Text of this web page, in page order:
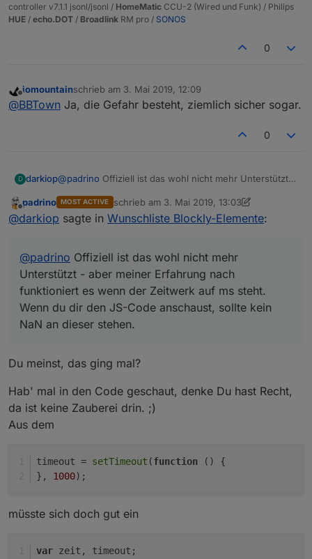
controller v7.1.1 jsonl/jsonl / HomeMatic CCU-2 (Wired und Funk) / Philips
HUE / echo.DOT / Broadlink RM pro / SONOS
0
Offline
iomountainschrieb am 3. Mai 2019, 12:09
zuletzt editiert von
@BBTown Ja, die Gefahr besteht, ziemlich sicher sogar.
0
D darkiop@padrino Offiziell ist das wohl nicht mehr Unterstützt -
Zeitwerk auf ms steht. Wenn du dir den JS-Code
anschaust, sollte kein NaN an dieser stehen.
Offline
padrino MOST ACTIVE schrieb am 3. Mai 2019, 13:03
zuletzt editiert von padrino5. März 2019,
@darkiop sagte in Wunschliste Blockly-Elemente:
@padrino Offiziell ist das wohl nicht mehr
Unterstützt - aber meiner Erfahrung nach
funktioniert es wenn der Zeitwerk auf ms steht.
Wenn du dir den JS-Code anschaust, sollte kein
NaN an dieser stehen.
Du meinst, das ging mal?
Hab' mal in den Code geschaut, denke Du hast Recht,
da ist keine Zauberei drin. ;)
Aus dem
timeout = setTimeout (function ( ) {
}, 1000);
müsste sich doch gut ein
var zeit, timeout;